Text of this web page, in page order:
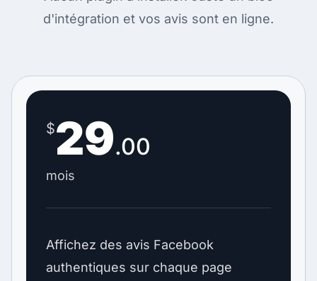
d'intégration et vos avis sont en ligne.
$29.00
mois
Affichez des avis Facebook
authentiques sur chaque page